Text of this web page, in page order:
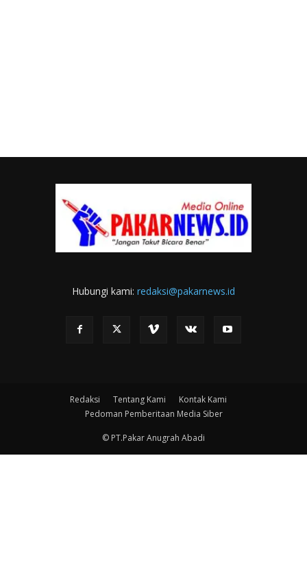
Hubungi kami: redaksi@pakarnews.id
Redaksi Tentang Kami
Kontak Kami
Pedoman Pemberitaan Media Siber
© PT.Pakar Anugrah Abadi